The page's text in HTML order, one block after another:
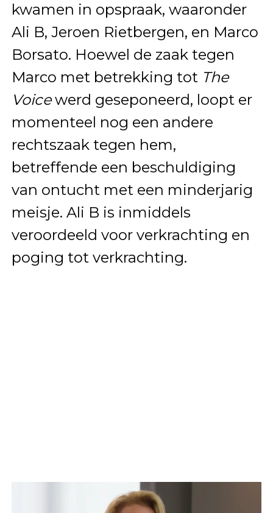
kwamen in opspraak, waaronder
Ali B, Jeroen Rietbergen, en Marco
Borsato. Hoewel de zaak tegen
Marco met betrekking tot The
Voicewerd geseponeerd, loopt er
momenteel nog een andere
rechtszaak tegen hem,
betreffende een beschuldiging
van ontucht met een minderjarig
meisje. Ali B is inmiddels
veroordeeld voor verkrachting en
poging tot verkrachting.